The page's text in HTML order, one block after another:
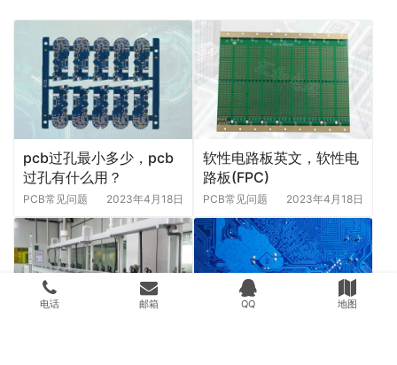
pcb过孔最小多少，pcb
过孔有什么用？
PCB常见问题 2023年4月18日
软性电路板英文，软性电
路板(FPC)
PCB常见问题 2023年4月18日
电话 邮箱 QQ 地图